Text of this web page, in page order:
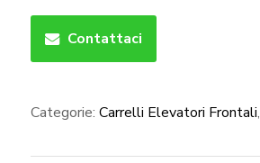
Contattaci
Categorie: Carrelli Elevatori Frontali,